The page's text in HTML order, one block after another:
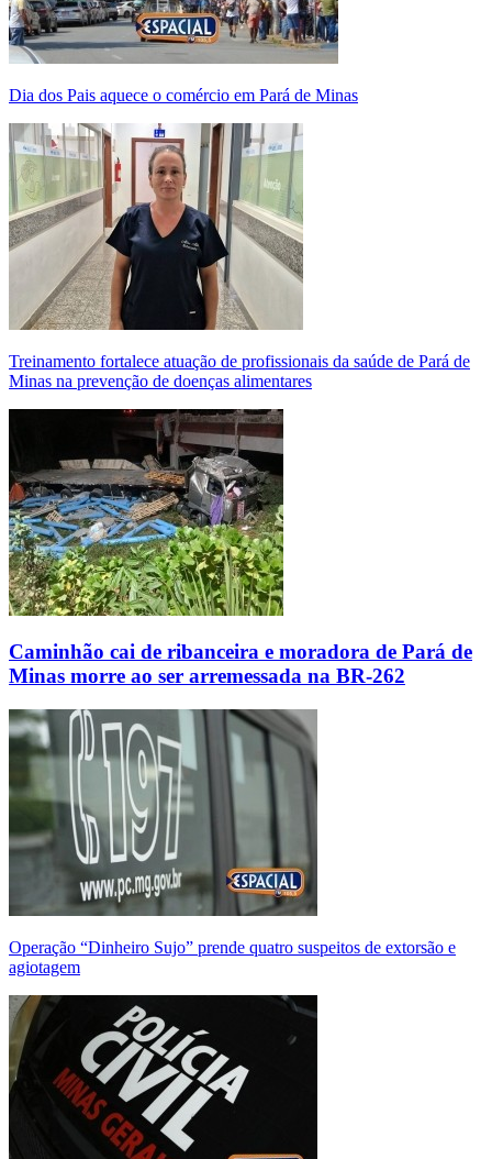
Dia dos Pais aquece o comércio em Pará de Minas
Treinamento fortalece atuação de profissionais da saúde de Pará de
Minas na prevenção de doenças alimentares
Caminhão cai de ribanceira e moradora de Pará de
Minas morre ao ser arremessada na BR-262
Operação “Dinheiro Sujo” prende quatro suspeitos de extorsão e
agiotagem